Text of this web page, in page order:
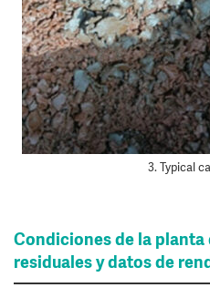
3. Typical
Condiciones de la
residuales y datos de